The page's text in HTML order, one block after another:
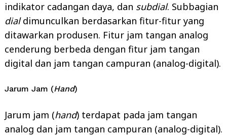
indikator cadangan daya, dan subdial. Subbagian
dialdimunculkan berdasarkan fitur-fitur yang
ditawarkan produsen. Fitur jam tangan analog
cenderung berbeda dengan fitur jam tangan
digital dan jam tangan campuran (analog-digital).
Jarum Jam (Hand)
Jarum jam (hand) terdapat pada jam tangan
analog dan jam tangan campuran (analog-digital).